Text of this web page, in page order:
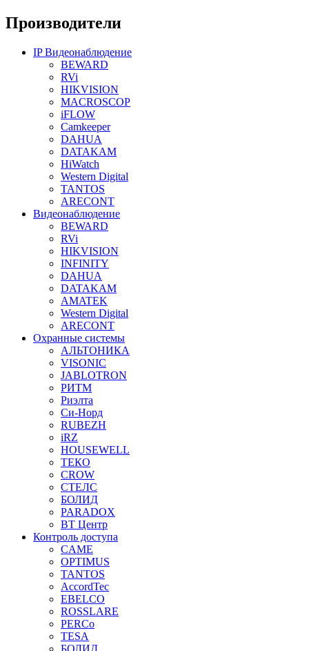
Производители
IP Видеонаблюдение
BEWARD
RVi
HIKVISION
MACROSCOP
iFLOW
Camkeeper
DAHUA
DATAKAM
HiWatch
Western Digital
TANTOS
ARECONT
Видеонаблюдение
BEWARD
RVi
HIKVISION
INFINITY
DAHUA
DATAKAM
AMATEK
Western Digital
ARECONT
Охранные системы
АЛЬТОНИКА
VISONIC
JABLOTRON
РИТМ
Риэлта
Си-Норд
RUBEZH
iRZ
HOUSEWELL
ТЕКО
CROW
СТЕЛС
БОЛИД
PARADOX
ВТ Центр
Контроль доступа
CAME
OPTIMUS
TANTOS
AccordTec
EBELCO
ROSSLARE
PERCo
TESA
БОЛИД